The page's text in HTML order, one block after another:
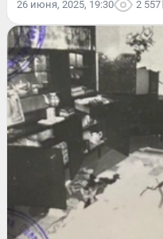
26 июня, 2025, 19:30 2 557